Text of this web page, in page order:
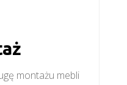
montażu mebli